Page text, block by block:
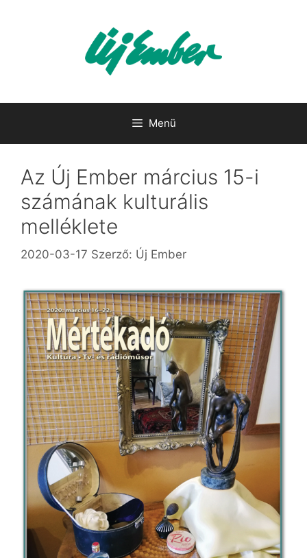
Menü
Az Új Ember március 15-i
számának kulturális
melléklete
2020-03-17 Szerző: Új Ember